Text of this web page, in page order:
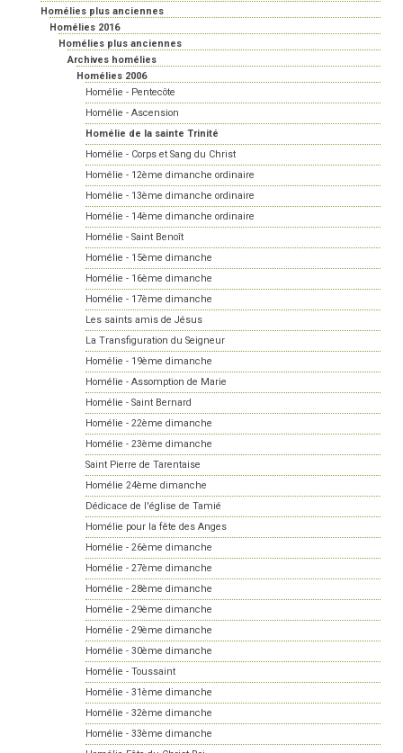
Homélies plus anciennes
Homélies 2016
Homélies plus anciennes
Archives homélies
Homélies 2006
Homélie - Pentecôte
Homélie - Ascension
Homélie de la sainte Trinité
Homélie - Corps et Sang du Christ
Homélie - 12ème dimanche ordinaire
Homélie - 13ème dimanche ordinaire
Homélie - 14ème dimanche ordinaire
Homélie - Saint Benoît
Homélie - 15ème dimanche
Homélie - 16ème dimanche
Homélie - 17ème dimanche
Les saints amis de Jésus
La Transfiguration du Seigneur
Homélie - 19ème dimanche
Homélie - Assomption de Marie
Homélie - Saint Bernard
Homélie - 22ème dimanche
Homélie - 23ème dimanche
Saint Pierre de Tarentaise
Homélie 24ème dimanche
Dédicace de l'église de Tamié
Homélie pour la fête des Anges
Homélie - 26ème dimanche
Homélie - 27ème dimanche
Homélie - 28ème dimanche
Homélie - 29ème dimanche
Homélie - 29ème dimanche
Homélie - 30ème dimanche
Homélie - Toussaint
Homélie - 31ème dimanche
Homélie - 32ème dimanche
Homélie - 33ème dimanche